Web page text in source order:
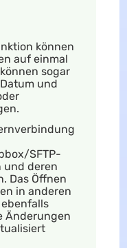
können
auf einmal
sogar
und
SFTP-
und deren
Das Öffnen
in anderen
Änderungen